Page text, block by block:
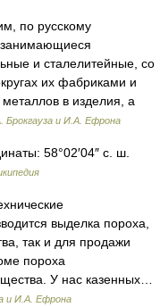
по русскому
занимающиеся
и сталелитейные, со
их фабриками и
в изделия, а
Брокгауза и И.А. Ефрона
58°02′04″ с. ш.
выделка пороха,
так и для продажи
пороха
У нас казенных…
и И.А. Ефрона